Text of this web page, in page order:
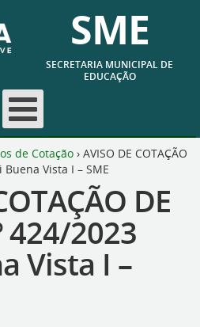
SME
SECRETARIA MUNICIPAL DE
EDUCAÇÃO
de Cotação › AVISO DE COTAÇÃO
Buena Vista I – SME
DE
424/2023
Vista I –